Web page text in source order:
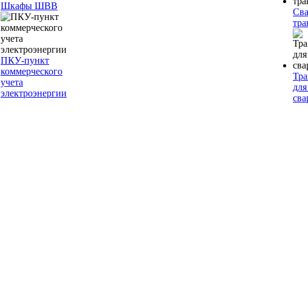
Шкафы ШВВ
ПКУ-пункт
коммерческого
учета
электроэнергии